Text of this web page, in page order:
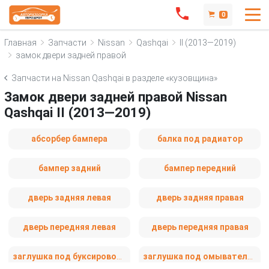
0
Главная Запчасти Nissan Qashqai
II (2013—2019)
замок двери задней правой
Запчасти на Nissan Qashqai в разделе «кузовщина»
Замок двери задней правой Nissan
Qashqai II (2013—2019)
абсорбер бампера балка под радиатор
бампер задний бампер передний
дверь задняя левая дверь задняя правая
дверь передняя левая дверь передняя правая